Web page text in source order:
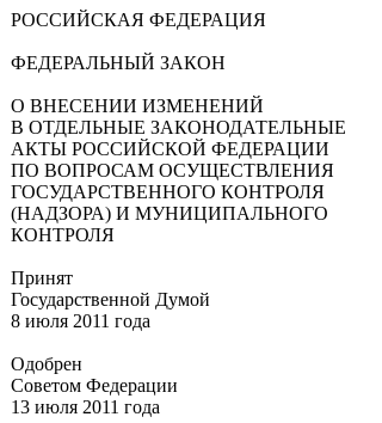
РОССИЙСКАЯ ФЕДЕРАЦИЯ
ФЕДЕРАЛЬНЫЙ ЗАКОН
О ВНЕСЕНИИ ИЗМЕНЕНИЙ
В ОТДЕЛЬНЫЕ ЗАКОНОДАТЕЛЬНЫЕ
АКТЫ РОССИЙСКОЙ ФЕДЕРАЦИИ
ПО ВОПРОСАМ ОСУЩЕСТВЛЕНИЯ
ГОСУДАРСТВЕННОГО КОНТРОЛЯ
(НАДЗОРА) И МУНИЦИПАЛЬНОГО
КОНТРОЛЯ
Принят
Государственной Думой
8 июля 2011 года
Одобрен
Советом Федерации
13 июля 2011 года